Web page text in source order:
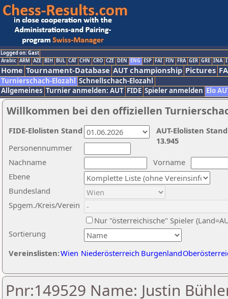
Logged on: Gast
Arabic ARM AZE BIH BUL CAT CHN CRO CZE DEN ENG ESP FAI FIN FRA GER GRE INA
Home Tournament-Database AUT championship Pictures
Turnierschach-Elozahl Schnellschach-Elozahl
Allgemeines Turnier anmelden: AUT FIDE Spieler anmelden Elo
Willkommen bei den offiziellen
Nachname
Vorname
Ebene
Sortierung
Personennummer
Bundesland
Spgem./Kreis/Verein
Nur "österreichische" Spieler
Vereinslisten:Wien Niederösterreich Burgenland
AUT-Elolisten
13.945
FIDE-Elolisten Stand
Pnr:149529 Name: Justin